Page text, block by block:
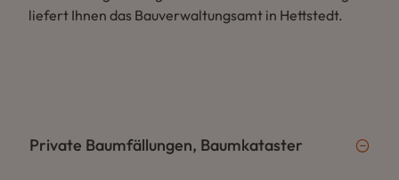
liefert Ihnen das Bauverwaltungsamt in Hettstedt.
Private Baumfällungen, Baumkataster